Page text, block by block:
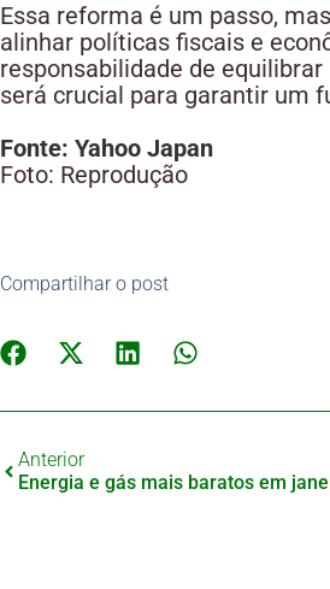
Essa reforma é um passo,
alinhar políticas fiscais e
responsabilidade de
será crucial para garantir um
Fonte: Yahoo Japan
Foto: Reprodução
Compartilhar o post
Anterior
Energia e gás mais baratos em